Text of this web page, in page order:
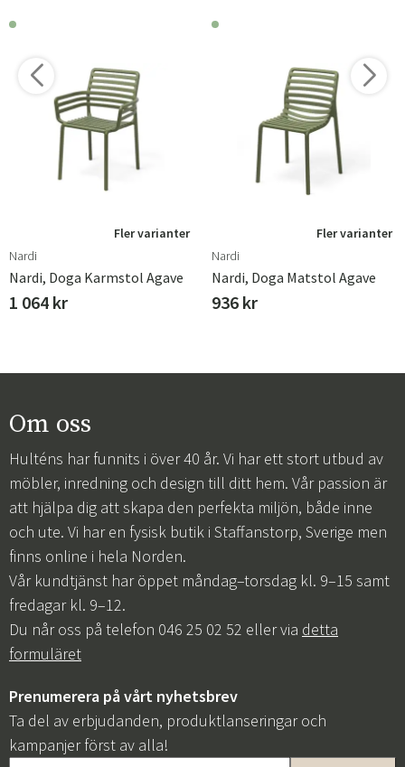
Fler varianter
Nardi
Nardi, Doga Karmstol Agave
1 064 kr
Fler varianter
Nardi
Nardi, Doga Matstol Agave
936 kr
Om oss
Hulténs har funnits i över 40 år. Vi har ett stort utbud av
möbler, inredning och design till ditt hem. Vår passion är
att hjälpa dig att skapa den perfekta miljön, både inne
och ute. Vi har en fysisk butik i Staffanstorp, Sverige men
finns online i hela Norden.
Vår kundtjänst har öppet måndag–torsdag kl. 9–15 samt
fredagar kl. 9–12.
Du når oss på telefon 046 25 02 52 eller via detta
formuläret
Prenumerera på vårt nyhetsbrev
Ta del av erbjudanden, produktlanseringar och
kampanjer först av alla!